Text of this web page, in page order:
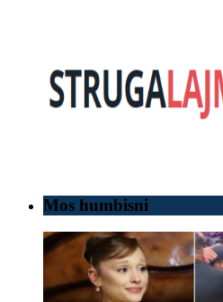
Mos humbisni